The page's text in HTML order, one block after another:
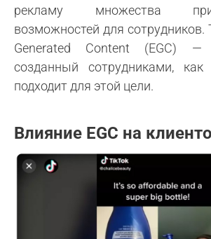
рекламу множества
возможностей для сотрудников.
Generated Content (EGC) —
созданный сотрудниками,
подходит для этой цели.
Влияние EGC на